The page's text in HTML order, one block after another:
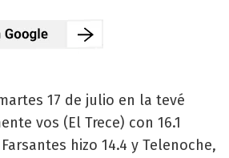
17 de julio en la tevé
vos (El Trece) con 16.1
hizo 14.4 y Telenoche,